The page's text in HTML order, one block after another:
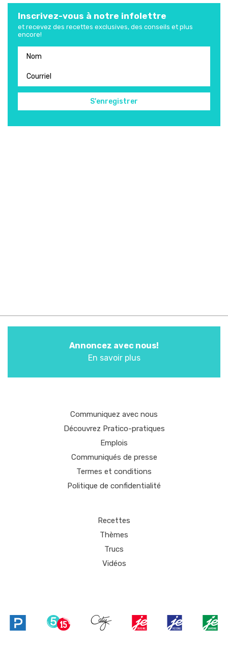
Inscrivez-vous à notre infolettre
et recevez des recettes exclusives, des conseils et plus
encore!
Annoncez avec nous!
En savoir plus
Communiquez avec nous
Découvrez Pratico-pratiques
Emplois
Communiqués de presse
Termes et conditions
Politique de confidentialité
Recettes
Thèmes
Trucs
Vidéos